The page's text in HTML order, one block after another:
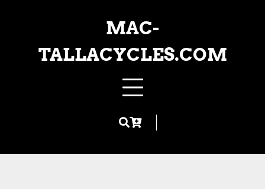
MAC-
TALLACYCLES.COM